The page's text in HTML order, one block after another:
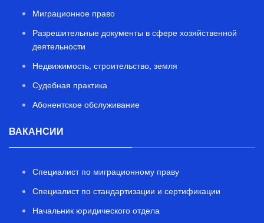
Миграционное право
Разрешительные документы в сфере хозяйственной
деятельности
Недвижимость, строительство, земля
Судебная практика
Абонентское обслуживание
ВАКАНСИИ
Специалист по миграционному праву
Специалист по стандартизации и сертификации
Начальник юридического отдела